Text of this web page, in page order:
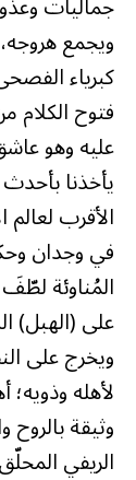
ويجمع
كبرياء
فتوح الكلام
عليه وهو
يأخذنا بأحدث
الأقرب لعالم
في وجدان
المُناوئة
على (الهبل)
ويخرج على
لأهله
وثيقة
الريفي